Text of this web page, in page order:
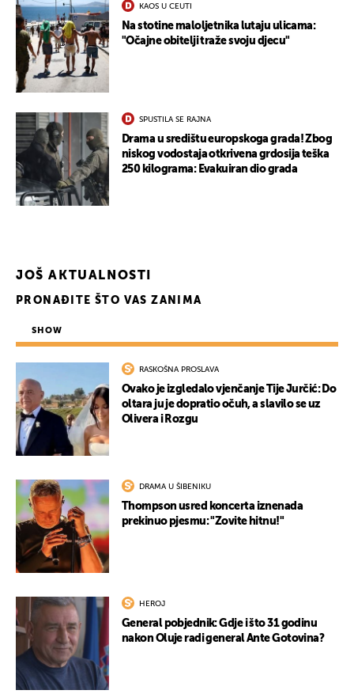
KAOS U CEUTI
Na stotine maloljetnika lutaju ulicama:
"Očajne obitelji traže svoju djecu"
SPUSTILA SE RAJNA
Drama u središtu europskoga grada! Zbog
niskog vodostaja otkrivena grdosija teška
250 kilograma: Evakuiran dio grada
JOŠ AKTUALNOSTI
PRONAĐITE ŠTO VAS ZANIMA
SHOW
RASKOŠNA PROSLAVA
Ovako je izgledalo vjenčanje Tije Jurčić: Do
oltara ju je dopratio očuh, a slavilo se uz
Olivera i Rozgu
DRAMA U ŠIBENIKU
Thompson usred koncerta iznenada
prekinuo pjesmu: "Zovite hitnu!"
HEROJ
General pobjednik: Gdje i što 31 godinu
nakon Oluje radi general Ante Gotovina?
UKLJUČITE NOTIFIKACIJE